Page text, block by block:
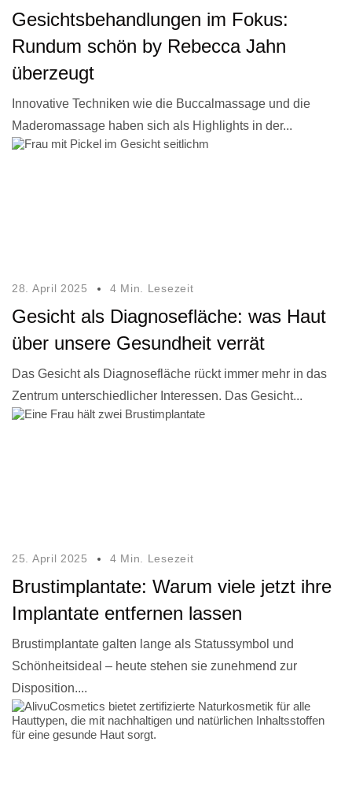
Gesichtsbehandlungen im Fokus:
Rundum schön by Rebecca Jahn
überzeugt
Innovative Techniken wie die Buccalmassage und die
Maderomassage haben sich als Highlights in der...
28. April 2025 4 Min. Lesezeit
Gesicht als Diagnosefläche: was Haut
über unsere Gesundheit verrät
Das Gesicht als Diagnosefläche rückt immer mehr in das
Zentrum unterschiedlicher Interessen. Das Gesicht...
25. April 2025 4 Min. Lesezeit
Brustimplantate: Warum viele jetzt ihre
Implantate entfernen lassen
Brustimplantate galten lange als Statussymbol und
Schönheitsideal – heute stehen sie zunehmend zur
Disposition....